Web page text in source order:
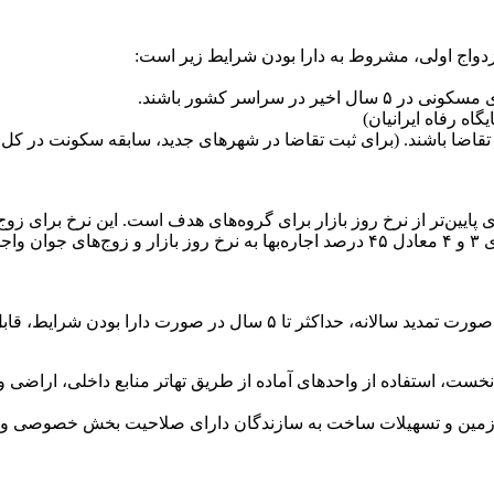
اولی، مشروط به دارا بودن شرایط زیر است:
صورت دارا بودن شرایط، قابل استفاده است.
استفاده از واحد‌های آماده از طریق تهاتر منابع داخلی،
و تسهیلات ساخت به سازندگان دارای صلاحیت بخش خصوصی و